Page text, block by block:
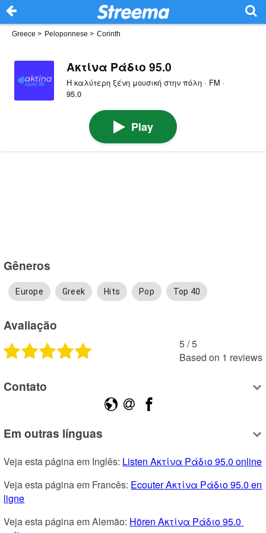
Greece > Peloponnese > Corinth
Ακτίνα Ράδιο 95.0
H καλύτερη ξένη μουσική στην πόλη · FM ·
95.0
Play
Gêneros
Europe Greek Hits Pop Top 40
Avaliação
5 /5
Based on 1 reviews
Contato
Em outras línguas
Veja esta página em Inglês: Listen Ακτίνα Ράδιο 95.0 online
Veja esta página em Francês: Ecouter Ακτίνα Ράδιο 95.0 en
ligne
Veja esta página em Alemão: Hören Ακτίνα Ράδιο 95.0